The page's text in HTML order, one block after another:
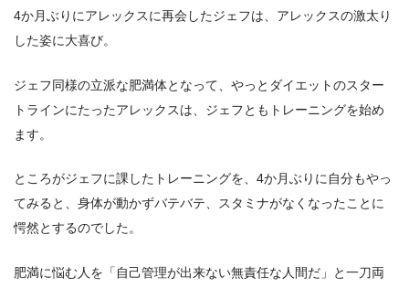
4か月ぶりにアレックスに再会したジェフは、アレックスの激太り
した姿に大喜び。
ジェフ同様の立派な肥満体となって、やっとダイエットのスター
トラインにたったアレックスは、ジェフともトレーニングを始め
ます。
ところがジェフに課したトレーニングを、4か月ぶりに自分もやっ
てみると、身体が動かずバテバテ、スタミナがなくなったことに
愕然とするのでした。
肥満に悩む人を「自己管理が出来ない無責任な人間だ」と一刀両